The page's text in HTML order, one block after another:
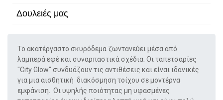
Δουλειές μας
Φίλτρα/Κατηγορίες
Το ακατέργαστο σκυρόδεμα ζωντανεύει μέσα από
λαμπερά εφέ και συναρπαστικά σχέδια. Οι ταπετσαρίες
"City Glow" συνδυάζουν τις αντιθέσεις και είναι ιδανικές
για μια αισθητική διακόσμηση τοίχου σε μοντέρνα
εμφάνιση.
Οι υψηλής ποιότητας μη υφασμένες